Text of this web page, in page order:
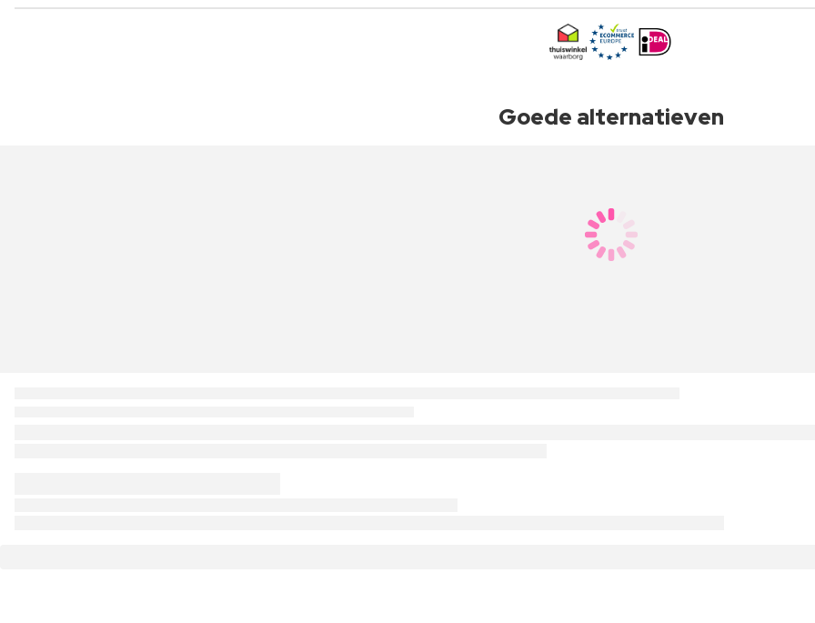
Goede alternatieven